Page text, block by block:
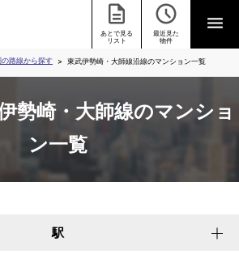
あとで見る
リスト
最近見た
物件
の路線から探す 東武伊勢崎・大師線沿線のマンション一覧
勢崎・大師線のマンショ
ン一覧
駅